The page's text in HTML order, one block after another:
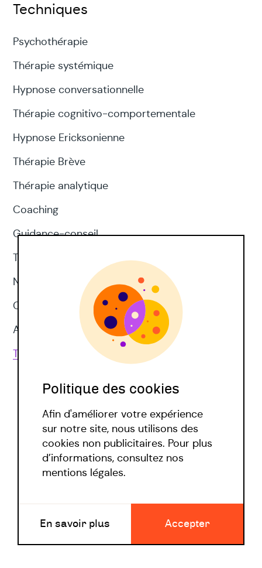
Techniques
Psychothérapie
Thérapie systémique
Hypnose conversationnelle
Thérapie cognitivo-comportementale
Hypnose Ericksonienne
Thérapie Brève
Thérapie analytique
Coaching
Guidance-conseil
Thérapie d'acceptation et d'engagement
Neuropsychologie
CNV
Approches corporelles
Toutes les techniques
Politique covid
Politique des cookies
Afin d'améliorer votre expérience
sur notre site, nous utilisons des
cookies non publicitaires. Pour plus
d’informations, consultez nos
mentions légales.
En savoir plus Accepter